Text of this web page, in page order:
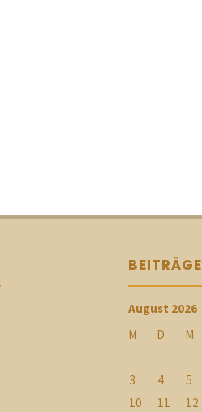
BEITRÄGE
August 2026
M
D M
3
4 5
10
11 12